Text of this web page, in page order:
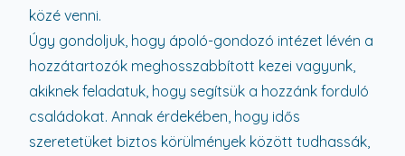
közé venni.
Úgy gondoljuk, hogy ápoló-gondozó intézet lévén a
hozzátartozók meghosszabbított kezei vagyunk,
akiknek feladatuk, hogy segítsük a hozzánk forduló
családokat. Annak érdekében, hogy idős
szeretetüket biztos körülmények között tudhassák,